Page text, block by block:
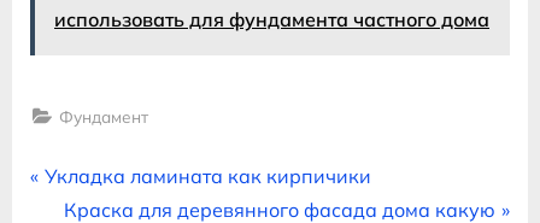
использовать для фундамента частного дома
Фундамент
Навигация
P
Укладка ламината как кирпичики
N
Краска для деревянного фасада дома какую